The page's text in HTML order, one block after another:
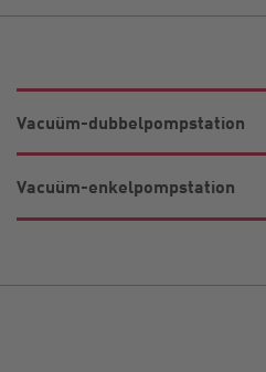
Vacuüm-dubbelpompstation
Vacuüm-enkelpompstation